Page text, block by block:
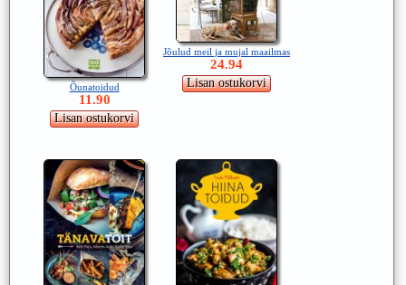
Õunatoidud
11.90
Jõulud meil ja mujal maailmas
24.94